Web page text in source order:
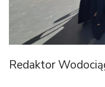
Redaktor